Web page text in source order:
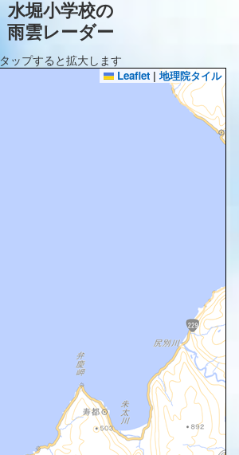
水堀小学校の
雨雲レーダー
タップすると拡大します
Leaflet | 地理院タイル